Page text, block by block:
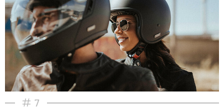
7